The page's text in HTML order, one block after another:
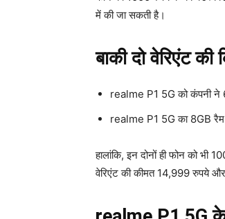
में की जा सकती है।
बाकी दो वेरिएंट
realme P1 5G को कंपनी ने
realme P1 5G का 8GB
हालांकि, इन दोनों ही फोन को
वेरिएंट की कीमत 14,999 रुपये